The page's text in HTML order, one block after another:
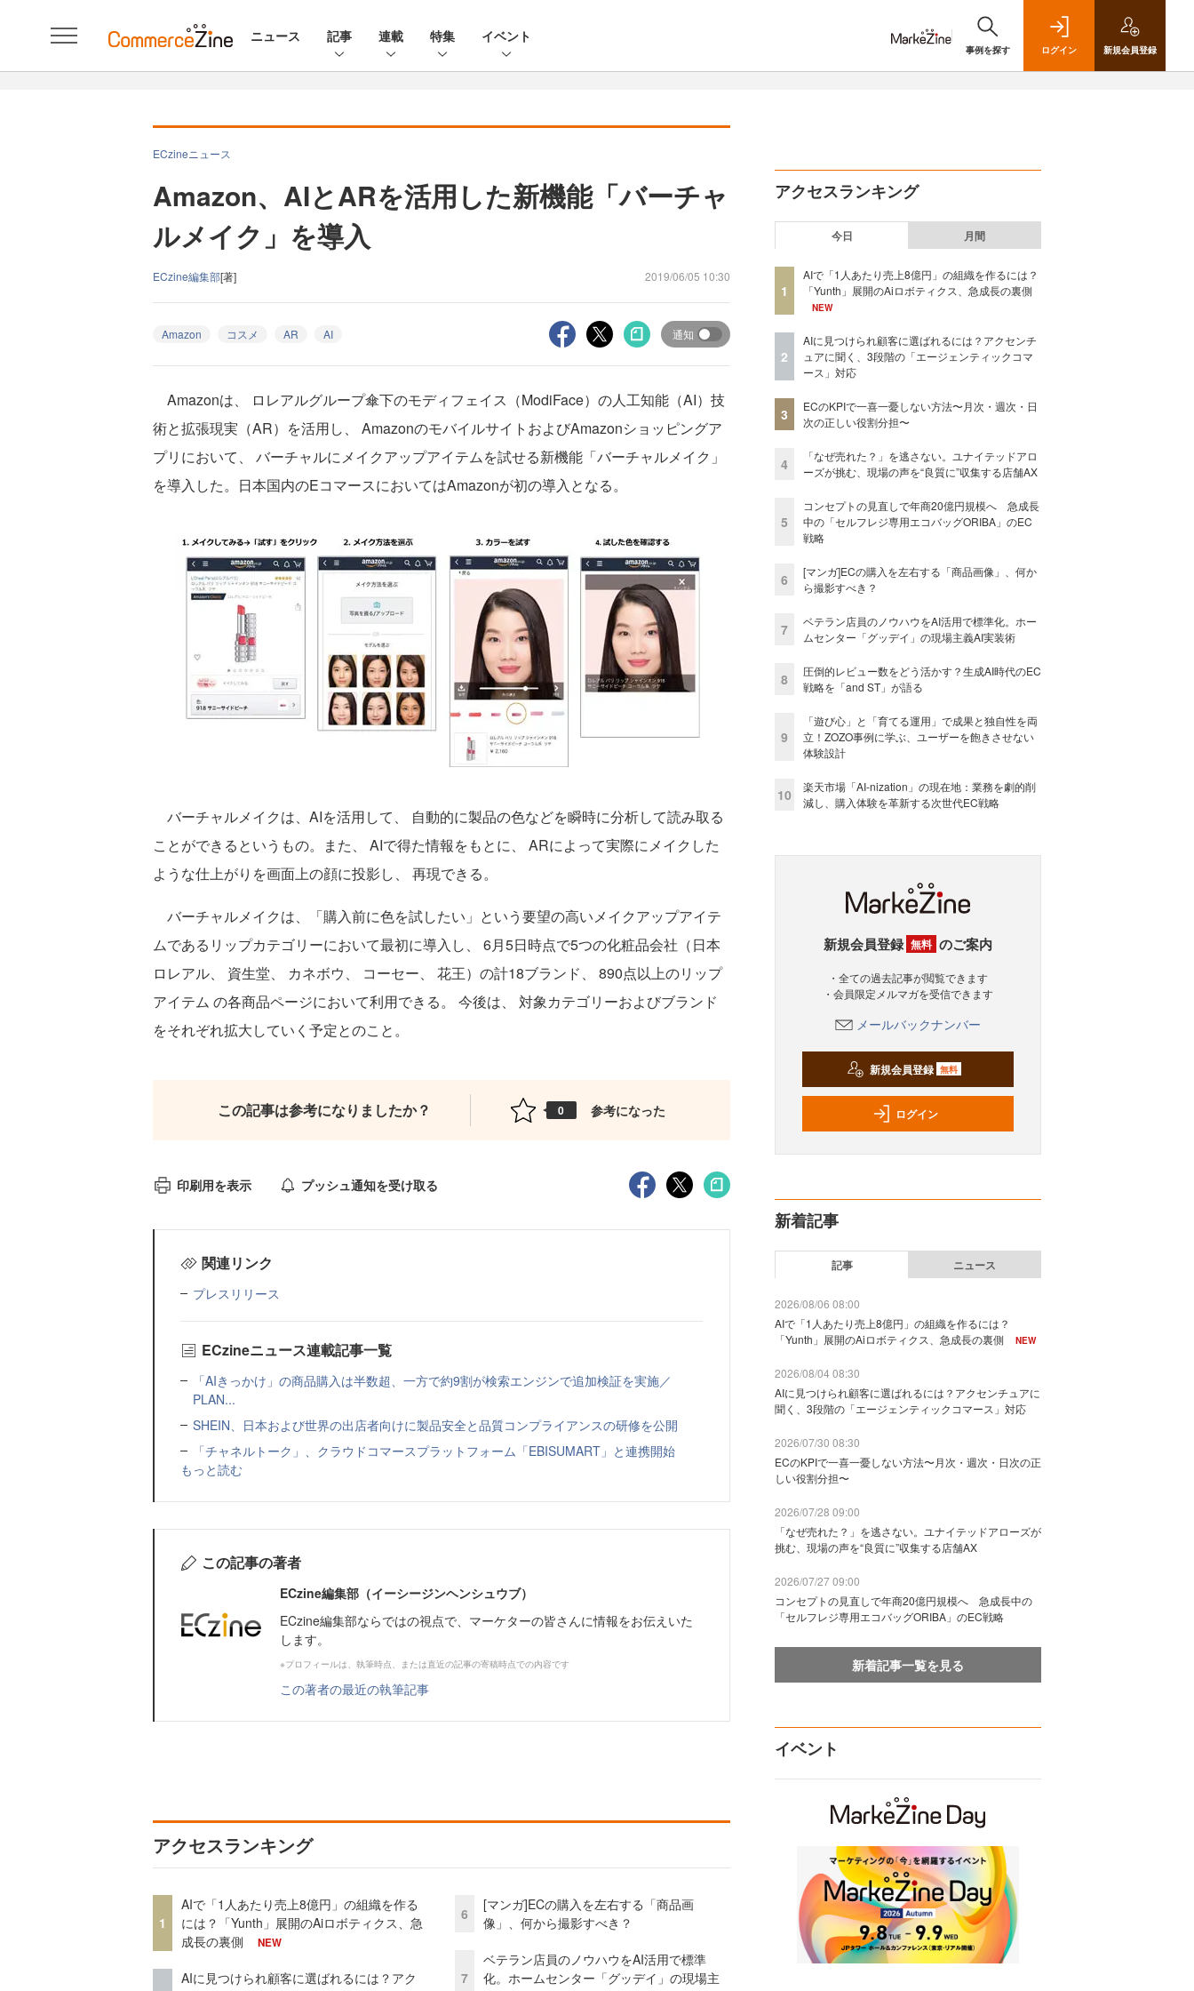
ニュース 記事 連載 特集 イベント
事例を探す ログイン 新規会員登録
ECzineニュース
Amazon、AIとARを活用した新機能「バーチャ
ルメイク」を導入
ECzine編集部[著] 2019/06/05 10:30
Amazon コスメ AR AI 通知
Amazonは、 ロレアルグループ傘下のモディフェイス（ModiFace）の人工知能（AI）技
術と拡張現実（AR）を活用し、 AmazonのモバイルサイトおよびAmazonショッピングア
プリにおいて、 バーチャルにメイクアップアイテムを試せる新機能「バーチャルメイク」
を導入した。日本国内のEコマースにおいてはAmazonが初の導入となる。
バーチャルメイクは、AIを活用して、 自動的に製品の色などを瞬時に分析して読み取る
ことができるというもの。また、 AIで得た情報をもとに、 ARによって実際にメイクした
ような仕上がりを画面上の顔に投影し、 再現できる。
バーチャルメイクは、「購入前に色を試したい」という要望の高いメイクアップアイテ
ムであるリップカテゴリーにおいて最初に導入し、 6月5日時点で5つの化粧品会社（日本
ロレアル、 資生堂、 カネボウ、 コーセー、 花王）の計18ブランド、 890点以上のリップ
アイテム の各商品ページにおいて利用できる。 今後は、 対象カテゴリーおよびブランド
をそれぞれ拡大していく予定とのこと。
この記事は参考になりましたか？ 0 参考になった
印刷用を表示 プッシュ通知を受け取る
関連リンク
プレスリリース
ECzineニュース連載記事一覧
「AIきっかけ」の商品購入は半数超、一方で約9割が検索エンジンで追加検証を実施／
PLAN...
SHEIN、日本および世界の出店者向けに製品安全と品質コンプライアンスの研修を公開
「チャネルトーク」、クラウドコマースプラットフォーム「EBISUMART」と連携開始
もっと読む
この記事の著者
ECzine編集部（イーシージンヘンシュウブ）
ECzine編集部ならではの視点で、マーケターの皆さんに情報をお伝えいた
します。
※プロフィールは、執筆時点、または直近の記事の寄稿時点での内容です
この著者の最近の執筆記事
アクセスランキング
1
AIで「1人あたり売上8億円」の組織を作る
には？「Yunth」展開のAiロボティクス、急
成長の裏側
NEW
AIに見つけられ顧客に選ばれるには？アク
6
[マンガ]ECの購入を左右する「商品画
像」、何から撮影すべき？
7
ベテラン店員のノウハウをAI活用で標準
化。ホームセンター「グッデイ」の現場主
アクセスランキング
今日 月間
1
AIで「1人あたり売上8億円」の組織を作るには？
「Yunth」展開のAiロボティクス、急成長の裏側
NEW
2
AIに見つけられ顧客に選ばれるには？アクセンチ
ュアに聞く、3段階の「エージェンティックコマ
ース」対応
3
ECのKPIで一喜一憂しない方法〜月次・週次・日
次の正しい役割分担〜
4
「なぜ売れた？」を逃さない。ユナイテッドアロ
ーズが挑む、現場の声を“良質に”収集する店舗AX
5
コンセプトの見直しで年商20億円規模へ 急成長
中の「セルフレジ専用エコバッグORIBA」のEC
戦略
6
[マンガ]ECの購入を左右する「商品画像」、何か
ら撮影すべき？
7
ベテラン店員のノウハウをAI活用で標準化。ホー
ムセンター「グッデイ」の現場主義AI実装術
8
圧倒的レビュー数をどう活かす？生成AI時代のEC
戦略を「and ST」が語る
9
「遊び心」と「育てる運用」で成果と独自性を両
立！ZOZO事例に学ぶ、ユーザーを飽きさせない
体験設計
10
楽天市場「AI-nization」の現在地：業務を劇的削
減し、購入体験を革新する次世代EC戦略
新規会員登録 無料 のご案内
・全ての過去記事が閲覧できます
・会員限定メルマガを受信できます
メールバックナンバー
新規会員登録 無料
ログイン
新着記事
記事 ニュース
2026/08/06 08:00
AIで「1人あたり売上8億円」の組織を作るには？
「Yunth」展開のAiロボティクス、急成長の裏側
NEW
2026/08/04 08:30
AIに見つけられ顧客に選ばれるには？アクセンチュアに
聞く、3段階の「エージェンティックコマース」対応
2026/07/30 08:30
ECのKPIで一喜一憂しない方法〜月次・週次・日次の正
しい役割分担〜
2026/07/28 09:00
「なぜ売れた？」を逃さない。ユナイテッドアローズが
挑む、現場の声を“良質に”収集する店舗AX
2026/07/27 09:00
コンセプトの見直しで年商20億円規模へ 急成長中の
「セルフレジ専用エコバッグORIBA」のEC戦略
新着記事一覧を見る
イベント